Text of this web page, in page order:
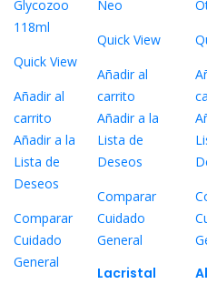
Quick View
Añadir al
carrito
Añadir a la
Lista de
Deseos
Comparar
Cuidado
General
Quick View
Añadir al
carrito
Añadir a la
Lista de
Deseos
Comparar
Cuidado
General
Lacristal